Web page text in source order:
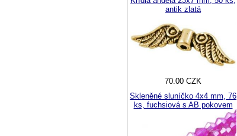
antik zlatá
70.00 CZK
Skleněné sluníčko 4x4 mm, 76
ks, fuchsiová s AB pokovem